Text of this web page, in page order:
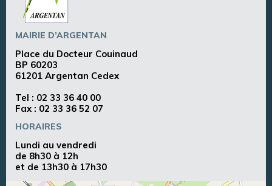
MAIRIE D’ARGENTAN
Place du Docteur Couinaud
BP 60203
61201 Argentan Cedex
Tel : 02 33 36 40 00
Fax : 02 33 36 52 07
HORAIRES
Lundi au vendredi
de 8h30 à 12h
et de 13h30 à 17h30